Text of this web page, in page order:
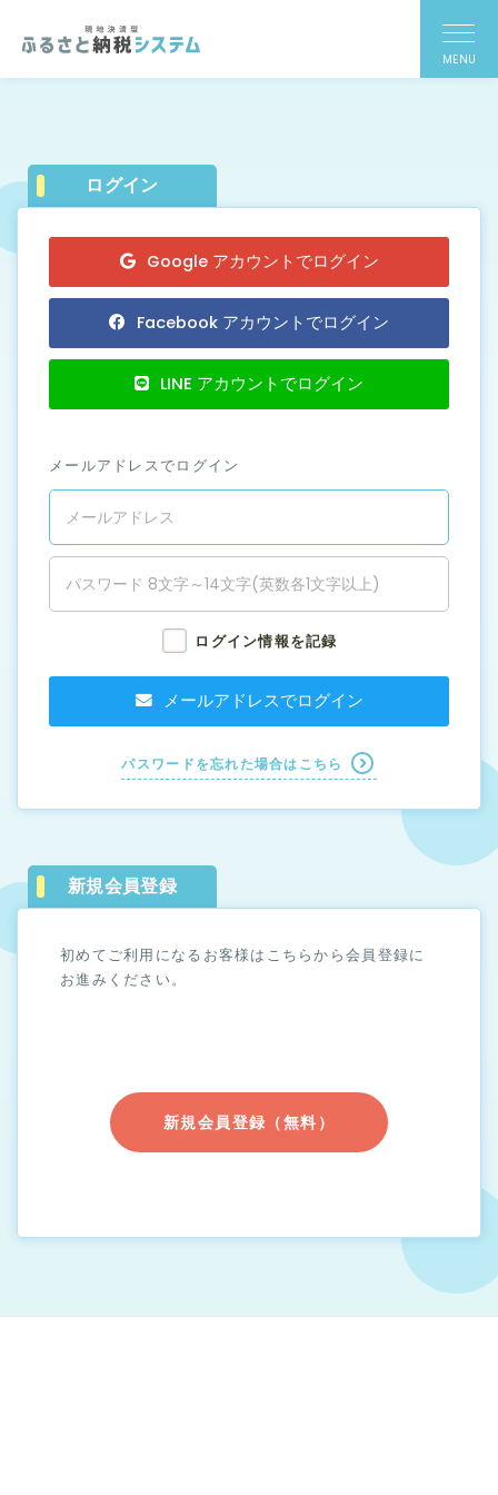
MENU
ログイン
Google アカウントでログイン
Facebook アカウントでログイン
LINE アカウントでログイン
メールアドレスでログイン
ログイン情報を記録
メールアドレスでログイン
パスワードを忘れた場合はこちら
新規会員登録
初めてご利用になるお客様はこちらから会員登録に
お進みください。
新規会員登録（無料）